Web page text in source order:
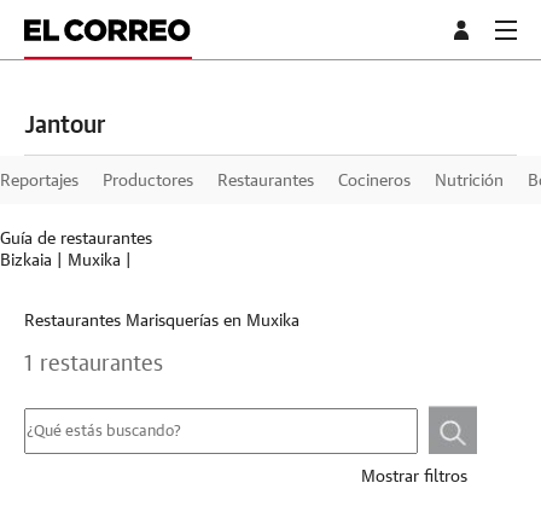
Jantour
Reportajes Productores Restaurantes Cocineros Nutrición
Guía de restaurantes
Bizkaia
Muxika
Restaurantes Marisquerías en Muxika
1 restaurantes
Mostrar filtros